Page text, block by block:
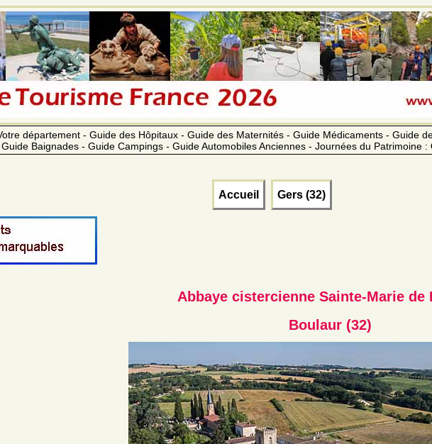
département - Guide des Hôpitaux - Guide des Maternités - Guide Médicaments - Guide
Baignades - Guide Campings - Guide Automobiles Anciennes - Journées du Patrimoine :
Accueil Gers (32)
Abbaye cistercienne Sainte-Marie de
Boulaur (32)